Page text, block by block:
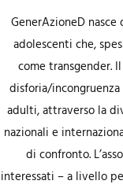
GenerAzioneD
adolescenti che,
come transgender.
disforia/
adulti, attraverso la
nazionali e
di confronto.
interessati – a livello